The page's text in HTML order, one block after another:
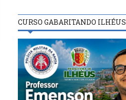
CURSO GABARITANDO ILHÉUS